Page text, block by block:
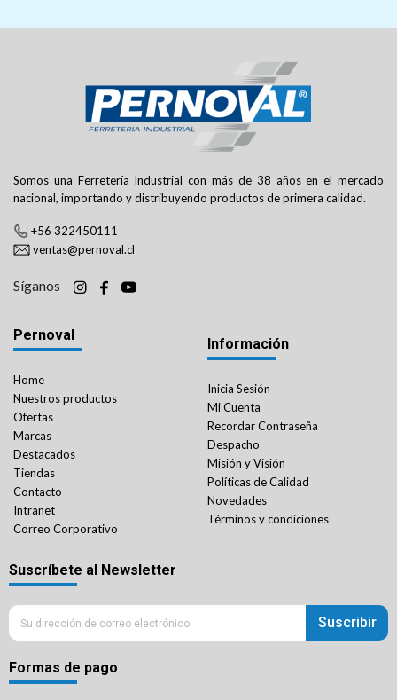
Somos una Ferretería Industrial con más de 38 años en el mercado
nacional, importando y distribuyendo productos de primera calidad.
+56 322450111
ventas@pernoval.cl
Síganos
Pernoval
Home
Nuestros productos
Ofertas
Marcas
Destacados
Tiendas
Contacto
Intranet
Correo Corporativo
Información
Inicia Sesión
Mi Cuenta
Recordar Contraseña
Despacho
Misión y Visión
Políticas de Calidad
Novedades
Términos y condiciones
Suscríbete al Newsletter
Suscribir
Formas de pago